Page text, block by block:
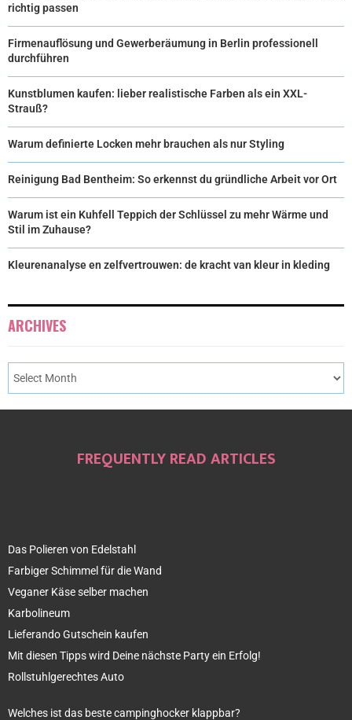
richtig passen
Firmenauflösung und Gewerberäumung in Berlin professionell
durchführen
Kunstblumen kaufen: lieber realistische Farben als ein XXL-
Strauß?
Warum definierte Locken mehr brauchen als nur Styling
Reinigung Bad Bentheim: So erkennst du gründliche Arbeit vor Ort
Warum ist ein Kuhfell Teppich der Schlüssel zu mehr Wärme und
Stil im Zuhause?
Kleurenanalyse en zelfvertrouwen: de kracht van kleur in kleding
ARCHIVES
FREQUENTLY READ ARTICLES
Das Polieren von Edelstahl
Farbiger Schimmel für die Wand
Veganer Käse selber machen
Karbolineum
Lieferando Gutschein kaufen
Mit diesen Tipps wird Deine nächste Party ein Erfolg!
Rollstuhlgerechtes Auto
Welches ist das beste campinghocker klappbar?